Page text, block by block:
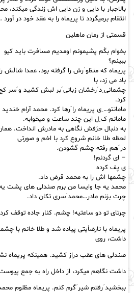
بالاجبار با دایی و زن دایی اش زندگی میکند،
انتقام برمیگردد تا پریماه را به عقد خود در آورد
قسمتی از رمان ماهلین
بخوام بگَم پشیمونم اومدیم مسافرت باید کیو
ببینم؟
پریماه که منظو َرش را گرفته بود، عمدا شالَش
باد می زد، با
چشمانی ِد َرخشان زبانی َبر لبش کشید و َسر
کرد.
مامانتو… ِی پریماه را َرها کرد. محمد آرام خندید
مامانم ک ِل این چند ساعت و میخوابه.
به دنبال حرَفش نگاهی به مادرش انداخت.
لحظه طلا خانم شروع کرد با اخم و صورتی
در َهم رفته چشم گشودن.
– ای گردنم!
ِی پف کرده
چشمها اش را به محمد قرض داد.
محمد یه جا وایسا من برم صندلی های پشت
چرت بزنم مادر…محمد َسری تکان داد.
چرتای تو دو ساعتیه! چشم. کنار جاده توقف
پریماه با نارضاَیتی پیاده شد و طلا خانم با
داشت، روی
صندلی های عقب دراز کشید. همینکه
داشت نگاهم میکرد، از داخل راه به جمع
ببخشید َرفتم شیر َگرم کنم. پریماه مظلوم محمد